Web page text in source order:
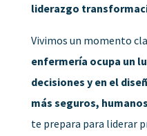
liderazgo
Vivimos un momento
enfermería ocupa un
decisiones y en el
más seguros,
te prepara para liderar